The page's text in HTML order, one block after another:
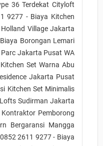
36 Terdekat Cityloft
9277 - Biaya Kitchen
Village Jakarta
Borongan Lemari
Jakarta Pusat WA
Set Warna Abu
Jakarta Pusat
Kitchen Set Minimalis
Sudirman Jakarta
Pemborong
Bergaransi Mangga
2611 9277 - Biaya